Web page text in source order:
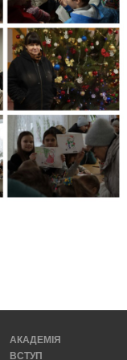
АКАДЕМІЯ
ВСТУП